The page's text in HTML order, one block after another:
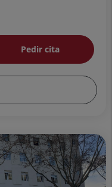
Pedir cita